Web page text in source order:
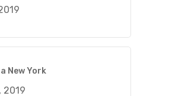
New York
2019